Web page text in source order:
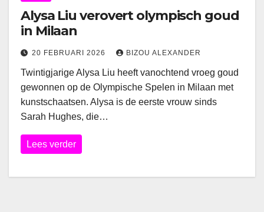
Alysa Liu verovert olympisch goud
in Milaan
20 FEBRUARI 2026 BIZOU ALEXANDER
Twintigjarige Alysa Liu heeft vanochtend vroeg goud
gewonnen op de Olympische Spelen in Milaan met
kunstschaatsen. Alysa is de eerste vrouw sinds
Sarah Hughes, die…
Lees verder